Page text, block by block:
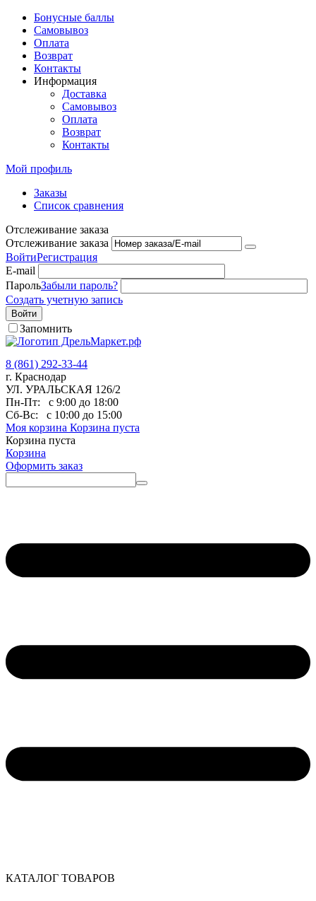
Бонусные баллы
Самовывоз
Оплата
Возврат
Контакты
Информация
Доставка
Самовывоз
Оплата
Возврат
Контакты
Мой профиль
Заказы
Список сравнения
Отслеживание заказа
Отслеживание заказа
ВойтиРегистрация
E-mail
ПарольЗабыли пароль?
Создать учетную запись
Войти
Запомнить
8 (861) 292-33-44
г. Краснодар
УЛ. УРАЛЬСКАЯ 126/2
Пн-Пт:
с 9:00 до 18:00
Сб-Вс:
с 10:00 до 15:00
Моя корзина Корзина пуста
Корзина пуста
Корзина
Оформить заказ
КАТАЛОГ ТОВАРОВ